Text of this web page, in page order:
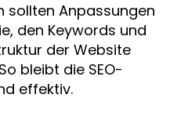
sollten Anpassungen
den Keywords und
der Website
bleibt die SEO-
effektiv.